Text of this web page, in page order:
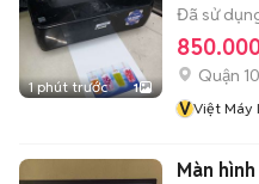
1 phút trước 1
Đã sử
Quận 10
VViệt Máy
Màn